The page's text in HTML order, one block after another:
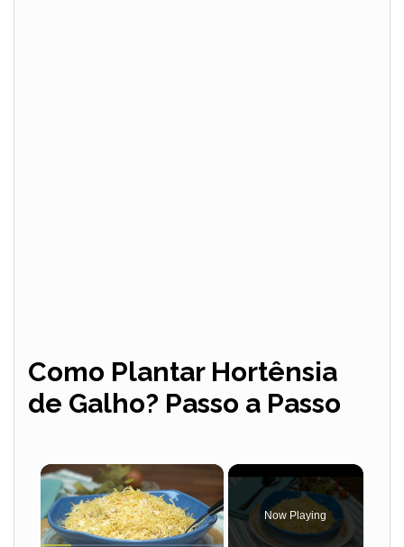
Como Plantar Hortênsia
de Galho? Passo a Passo
×
Now Playing